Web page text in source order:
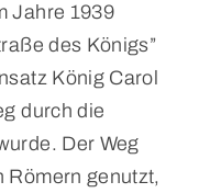
Jahre 1939
des Königs”
König Carol
durch die
Der Weg
Römern genutzt,